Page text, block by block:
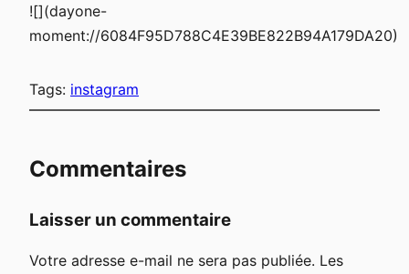
![](dayone-
moment://6084F95D788C4E39BE822B94A179DA20)
Tags: instagram
Commentaires
Laisser un commentaire
Votre adresse e-mail ne sera pas publiée. Les